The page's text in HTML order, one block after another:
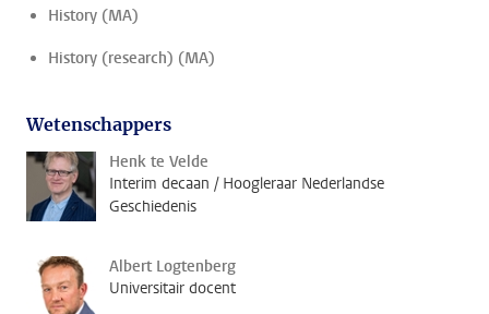
History (MA)
History (research) (MA)
Wetenschappers
Henk te Velde
Interim decaan / Hoogleraar Nederlandse
Geschiedenis
Albert Logtenberg
Universitair docent